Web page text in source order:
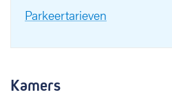
Parkeertarieven
Kamers